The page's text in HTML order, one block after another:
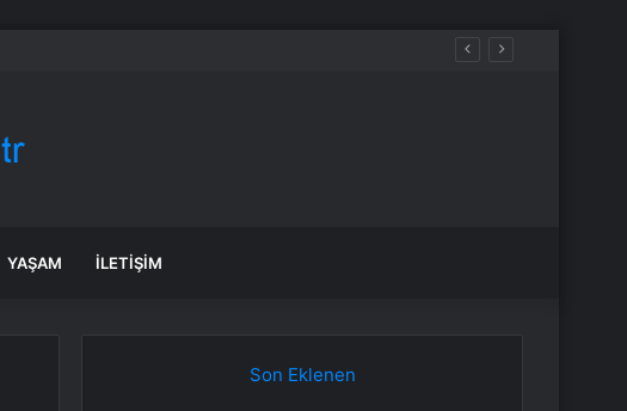
havada kaldılar
YAŞAM İLETIŞIM
Son Eklenen